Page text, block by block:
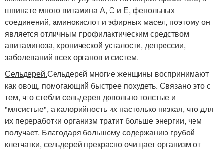
шпинате много витамина А, С и Е, фенольных
соединений, аминокислот и эфирных масел, поэтому он
является отличным профилактическим средством
авитаминоза, хронической усталости, депрессии,
заболеваний всех органов и систем.
Сельдерей.Сельдерей многие женщины воспринимают
как овощ, помогающий быстрее похудеть. Связано это с
тем, что стебли сельдерея довольно толстые и
"мясистые", а калорийность их настолько низкая, что для
их переработки организм тратит больше энергии, чем
получает. Благодаря большому содержанию грубой
клетчатки, сельдерей прекрасно очищает организм от